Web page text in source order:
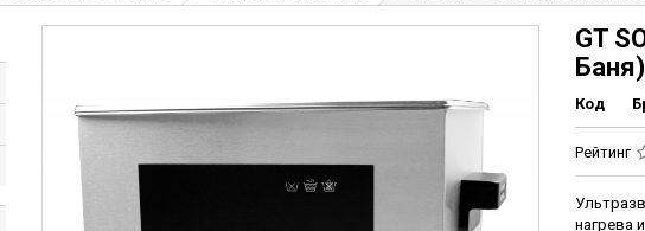
иммунохемилюминесцентные (ИХЛА)
мочи
анализаторы
GT
Баня)
Код
Рейтинг
нагрева